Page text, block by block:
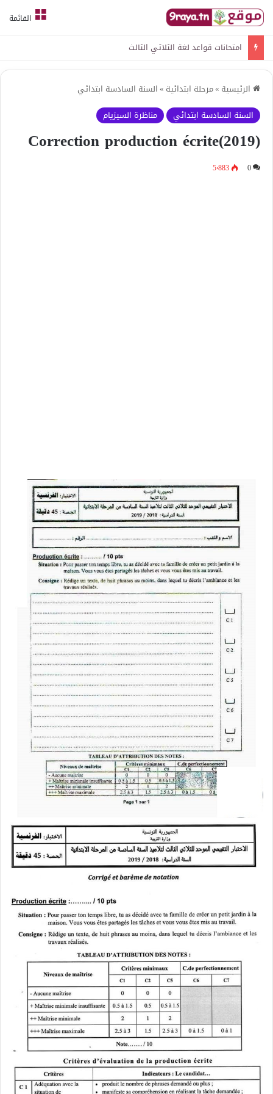
القائمة
امتحانات قواعد لغة الثلاثي الثالث
الرئيسية »مرحلة ابتدائية »السنة السادسة ابتدائي
السنة السادسة ابتدائي
مناظرة السيزيام
(Correction production écrite(2019
0 5٬883